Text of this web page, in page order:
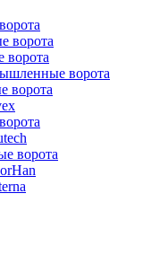
ворота
ворота
ворота
ворота